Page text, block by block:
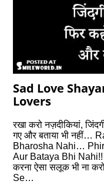
Sad Love
Lovers
रखा करो नज़दीकियां,
गए और बताया भी नहीं…
Bharosha Nahi…
Aur Bataya Bhi Nahi!!
करना ऐसा सलूक भी ना
Se…